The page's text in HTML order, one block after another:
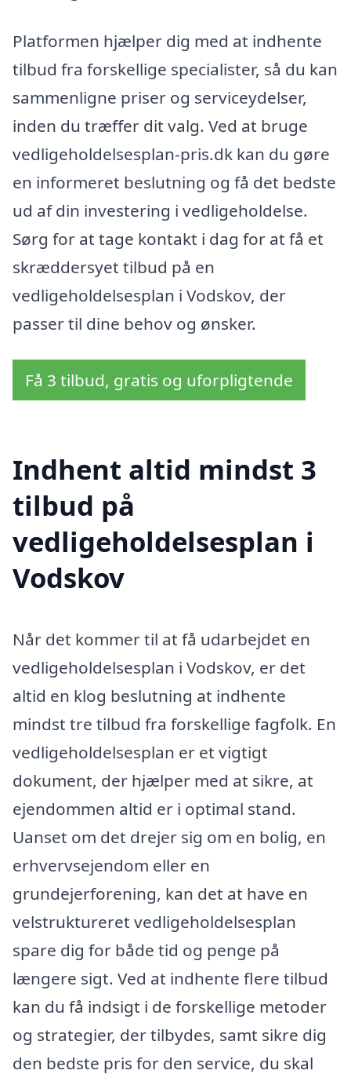
Platformen hjælper dig med at indhente
tilbud fra forskellige specialister, så du kan
sammenligne priser og serviceydelser,
inden du træffer dit valg. Ved at bruge
vedligeholdelsesplan-pris.dk kan du gøre
en informeret beslutning og få det bedste
ud af din investering i vedligeholdelse.
Sørg for at tage kontakt i dag for at få et
skræddersyet tilbud på en
vedligeholdelsesplan i Vodskov, der
passer til dine behov og ønsker.
Få 3 tilbud, gratis og uforpligtende
Indhent altid mindst 3
tilbud på
vedligeholdelsesplan i
Vodskov
Når det kommer til at få udarbejdet en
vedligeholdelsesplan i Vodskov, er det
altid en klog beslutning at indhente
mindst tre tilbud fra forskellige fagfolk. En
vedligeholdelsesplan er et vigtigt
dokument, der hjælper med at sikre, at
ejendommen altid er i optimal stand.
Uanset om det drejer sig om en bolig, en
erhvervsejendom eller en
grundejerforening, kan det at have en
velstruktureret vedligeholdelsesplan
spare dig for både tid og penge på
længere sigt. Ved at indhente flere tilbud
kan du få indsigt i de forskellige metoder
og strategier, der tilbydes, samt sikre dig
den bedste pris for den service, du skal